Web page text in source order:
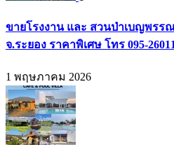
ขายโรงงาน และ สวนป่าเบญพรรณ
จ.ระยอง ราคาพิเศษ โทร 095-
1 พฤษภาคม 2026